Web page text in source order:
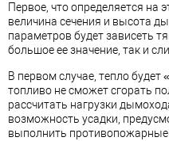
Первое, что определяется на
величина сечения и высота
параметров будет зависеть
большое ее значение, так и
В первом случае, тепло будет
топливо не сможет сгорать
рассчитать нагрузки
возможность усадки,
выполнить противопожарные